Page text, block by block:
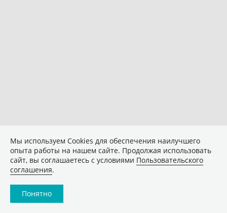
Мы используем Сookies для обеспечения наилучшего
опыта работы на нашем сайте. Продолжая использовать
сайт, вы соглашаетесь с условиями Пользовательского
соглашения.
Понятно